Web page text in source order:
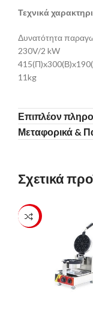
Τεχνικά
Δυνατότητα
230V/2 kW
11kg
Επιπλέον
Μεταφορικά &
Σχετικά
-23%